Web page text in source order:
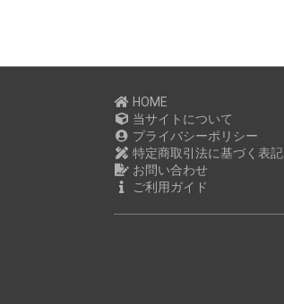
HOME
当サイトについて
プライバシーポリシー
特定商取引法に基づく表記
お問い合わせ
ご利用ガイド